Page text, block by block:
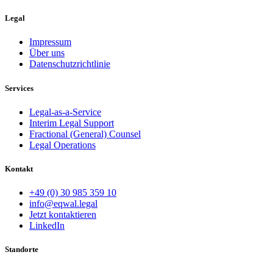
Legal
Impressum
Über uns
Datenschutzrichtlinie
Services
Legal-as-a-Service
Interim Legal Support
Fractional (General) Counsel
Legal Operations
Kontakt
+49 (0) 30 985 359 10
info@eqwal.legal
Jetzt kontaktieren
LinkedIn
Standorte